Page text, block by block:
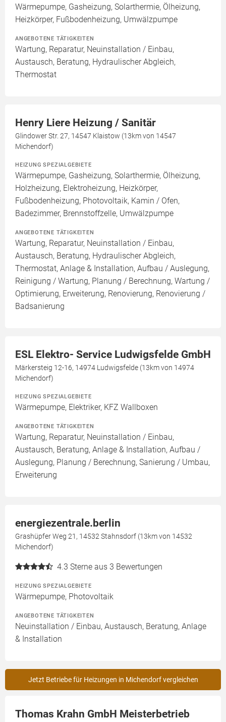
Wärmepumpe, Gasheizung, Solarthermie, Ölheizung,
Heizkörper, Fußbodenheizung, Umwälzpumpe
ANGEBOTENE TÄTIGKEITEN
Wartung, Reparatur, Neuinstallation / Einbau,
Austausch, Beratung, Hydraulischer Abgleich,
Thermostat
Henry Liere Heizung / Sanitär
Glindower Str. 27, 14547 Klaistow (13km von 14547
Michendorf)
HEIZUNG SPEZIALGEBIETE
Wärmepumpe, Gasheizung, Solarthermie, Ölheizung,
Holzheizung, Elektroheizung, Heizkörper,
Fußbodenheizung, Photovoltaik, Kamin / Ofen,
Badezimmer, Brennstoffzelle, Umwälzpumpe
ANGEBOTENE TÄTIGKEITEN
Wartung, Reparatur, Neuinstallation / Einbau,
Austausch, Beratung, Hydraulischer Abgleich,
Thermostat, Anlage & Installation, Aufbau / Auslegung,
Reinigung / Wartung, Planung / Berechnung, Wartung /
Optimierung, Erweiterung, Renovierung, Renovierung /
Badsanierung
ESL Elektro- Service Ludwigsfelde GmbH
Märkersteig 12-16, 14974 Ludwigsfelde (13km von 14974
Michendorf)
HEIZUNG SPEZIALGEBIETE
Wärmepumpe, Elektriker, KFZ Wallboxen
ANGEBOTENE TÄTIGKEITEN
Wartung, Reparatur, Neuinstallation / Einbau,
Austausch, Beratung, Anlage & Installation, Aufbau /
Auslegung, Planung / Berechnung, Sanierung / Umbau,
Erweiterung
energiezentrale.berlin
Grashüpfer Weg 21, 14532 Stahnsdorf (13km von 14532
Michendorf)
4.3 Sterne aus 3 Bewertungen
HEIZUNG SPEZIALGEBIETE
Wärmepumpe, Photovoltaik
ANGEBOTENE TÄTIGKEITEN
Neuinstallation / Einbau, Austausch, Beratung, Anlage
& Installation
Jetzt Betriebe für Heizungen in Michendorf vergleichen
Thomas Krahn GmbH Meisterbetrieb